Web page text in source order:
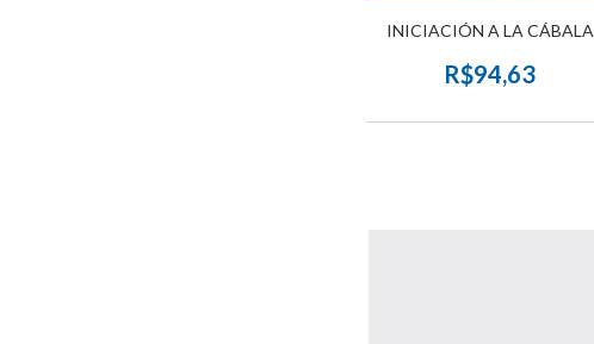
INICIACIÓN A LA CÁBALA
R$94,63